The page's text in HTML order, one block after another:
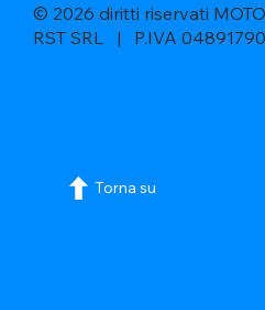
© 2026 diritti riservati
RST SRL | P.IVA
Torna su